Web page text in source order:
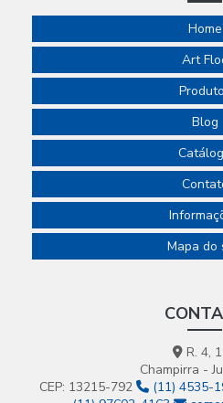
Home
Art
Blog
Mapa do
R. 4,
Champirra -
CEP: 13215-792
(11) 4535-